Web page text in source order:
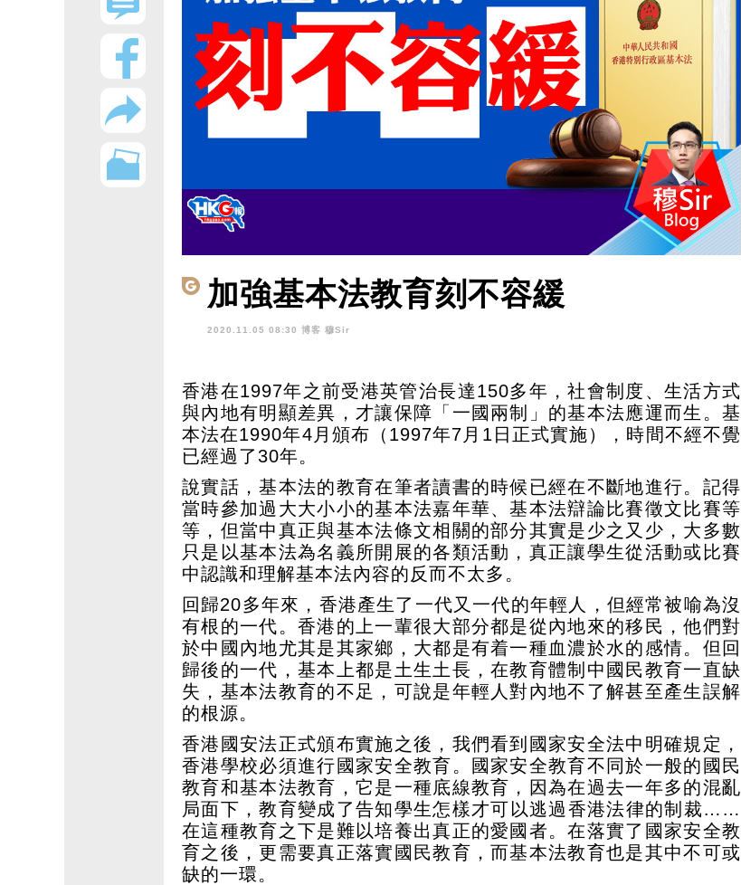
加強基本法教育刻不容緩
2020.11.05 08:30 博客 穆Sir
香港在1997年之前受港英管治長達150多年，社會制度、生活方式
與內地有明顯差異，才讓保障「一國兩制」的基本法應運而生。基
本法在1990年4月頒布（1997年7月1日正式實施），時間不經不覺
已經過了30年。
說實話，基本法的教育在筆者讀書的時候已經在不斷地進行。記得
當時參加過大大小小的基本法嘉年華、基本法辯論比賽徵文比賽等
等，但當中真正與基本法條文相關的部分其實是少之又少，大多數
只是以基本法為名義所開展的各類活動，真正讓學生從活動或比賽
中認識和理解基本法內容的反而不太多。
回歸20多年來，香港產生了一代又一代的年輕人，但經常被喻為沒
有根的一代。香港的上一輩很大部分都是從內地來的移民，他們對
於中國內地尤其是其家鄉，大都是有着一種血濃於水的感情。但回
歸後的一代，基本上都是土生土長，在教育體制中國民教育一直缺
失，基本法教育的不足，可說是年輕人對內地不了解甚至產生誤解
的根源。
香港國安法正式頒布實施之後，我們看到國家安全法中明確規定，
香港學校必須進行國家安全教育。國家安全教育不同於一般的國民
教育和基本法教育，它是一種底線教育，因為在過去一年多的混亂
局面下，教育變成了告知學生怎樣才可以逃過香港法律的制裁……
在這種教育之下是難以培養出真正的愛國者。在落實了國家安全教
育之後，更需要真正落實國民教育，而基本法教育也是其中不可或
缺的一環。